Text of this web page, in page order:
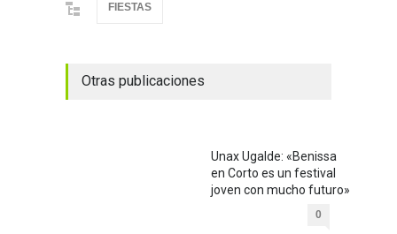
FIESTAS
Otras publicaciones
Unax Ugalde: «Benissa
en Corto es un festival
joven con mucho futuro»
0